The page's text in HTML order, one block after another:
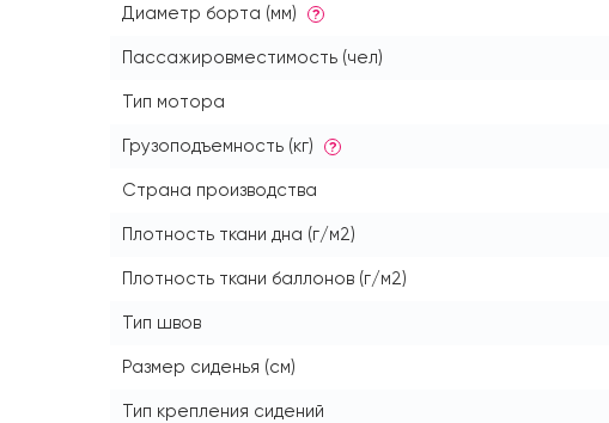
Диаметр борта (мм) ?
Пассажировместимость (чел)
Тип мотора
Грузоподъемность (кг) ?
Страна производства
Плотность ткани дна (г/м2)
Плотность ткани баллонов (г/м2)
Тип швов
Размер сиденья (см)
Тип крепления сидений